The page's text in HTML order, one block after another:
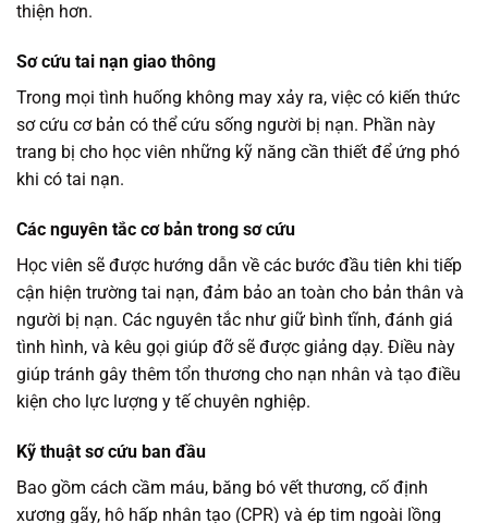
thiện hơn.
Sơ cứu tai nạn giao thông
Trong mọi tình huống không may xảy ra, việc có kiến thức
sơ cứu cơ bản có thể cứu sống người bị nạn. Phần này
trang bị cho học viên những kỹ năng cần thiết để ứng phó
khi có tai nạn.
Các nguyên tắc cơ bản trong sơ cứu
Học viên sẽ được hướng dẫn về các bước đầu tiên khi tiếp
cận hiện trường tai nạn, đảm bảo an toàn cho bản thân và
người bị nạn. Các nguyên tắc như giữ bình tĩnh, đánh giá
tình hình, và kêu gọi giúp đỡ sẽ được giảng dạy. Điều này
giúp tránh gây thêm tổn thương cho nạn nhân và tạo điều
kiện cho lực lượng y tế chuyên nghiệp.
Kỹ thuật sơ cứu ban đầu
Bao gồm cách cầm máu, băng bó vết thương, cố định
xương gãy, hô hấp nhân tạo (CPR) và ép tim ngoài lồng